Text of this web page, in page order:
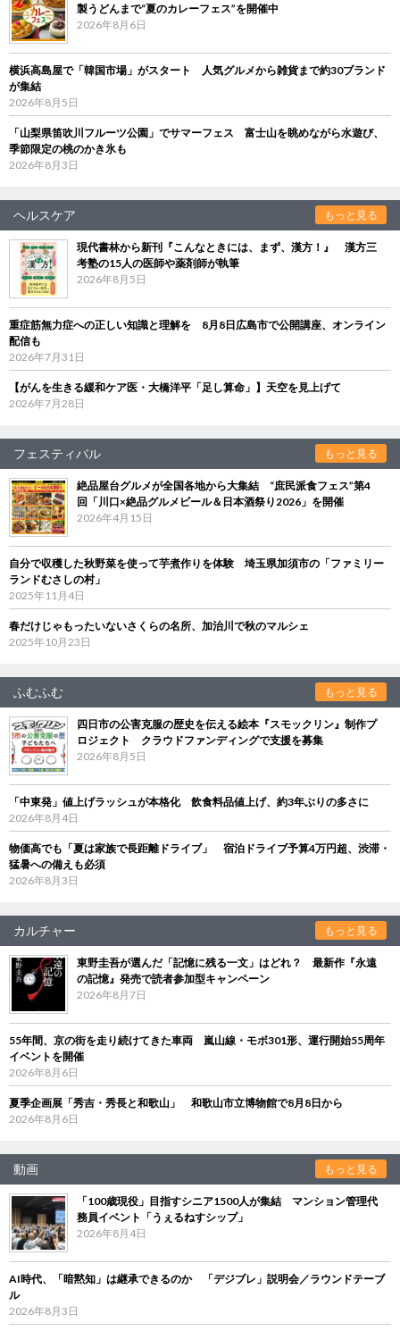
製うどんまで“夏のカレーフェス”を開催中
2026年8月6日
横浜高島屋で「韓国市場」がスタート 人気グルメから雑貨まで約30ブランド
が集結
2026年8月5日
「山梨県笛吹川フルーツ公園」でサマーフェス 富士山を眺めながら水遊び、
季節限定の桃のかき氷も
2026年8月3日
ヘルスケア もっと見る
現代書林から新刊『こんなときには、まず、漢方！』 漢方三
考塾の15人の医師や薬剤師が執筆
2026年8月5日
重症筋無力症への正しい知識と理解を 8月8日広島市で公開講座、オンライン
配信も
2026年7月31日
【がんを生きる緩和ケア医・大橋洋平「足し算命」】天空を見上げて
2026年7月28日
フェスティバル もっと見る
絶品屋台グルメが全国各地から大集結 “庶民派食フェス”第4
回「川口×絶品グルメビール＆日本酒祭り2026」を開催
2026年4月15日
自分で収穫した秋野菜を使って芋煮作りを体験 埼玉県加須市の「ファミリー
ランドむさしの村」
2025年11月4日
春だけじゃもったいないさくらの名所、加治川で秋のマルシェ
2025年10月23日
ふむふむ もっと見る
四日市の公害克服の歴史を伝える絵本『スモックリン』制作プ
ロジェクト クラウドファンディングで支援を募集
2026年8月5日
「中東発」値上げラッシュが本格化 飲食料品値上げ、約3年ぶりの多さに
2026年8月4日
物価高でも「夏は家族で長距離ドライブ」 宿泊ドライブ予算4万円超、渋滞・
猛暑への備えも必須
2026年8月3日
カルチャー もっと見る
東野圭吾が選んだ「記憶に残る一文」はどれ？ 最新作『永遠
の記憶』発売で読者参加型キャンペーン
2026年8月7日
55年間、京の街を走り続けてきた車両 嵐山線・モボ301形、運行開始55周年
イベントを開催
2026年8月6日
夏季企画展「秀吉・秀長と和歌山」 和歌山市立博物館で8月8日から
2026年8月6日
動画 もっと見る
「100歳現役」目指すシニア1500人が集結 マンション管理代
務員イベント「うぇるねすシップ」
2026年8月4日
AI時代、「暗黙知」は継承できるのか 「デジブレ」説明会／ラウンドテーブ
ル
2026年8月3日